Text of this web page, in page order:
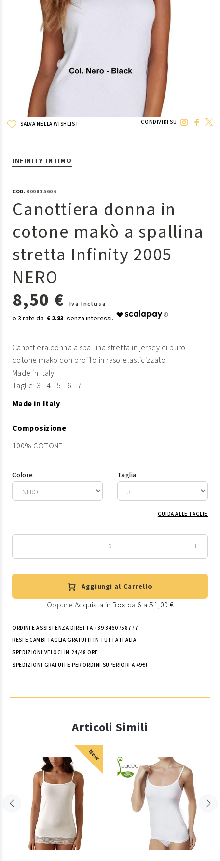
SALVA NELLA WISHLIST CONDIVIDI SU
INFINITY INTIMO
COD:000815604
Canottiera donna in
cotone makò a spallina
stretta Infinity 2005
NERO
8,50 €
Iva Inclusa
€ 2.83
Canottiera donna a spallina stretta in jersey di puro
cotone makò con profilo in raso elasticizzato.
Made in Italy.
Taglie: 3 - 4 - 5 - 6 - 7
Made in Italy
Composizione
100% COTONE
Colore Taglia
GUIDA ALLE TAGLIE
Aggiungi al Carrello
Oppure Acquista in Box da 6 a 51,00 €
ORDINI E ASSISTENZA DIRETTA +39 3460758777
RESI E CAMBI TAGLIA GRATUITI IN TUTTA ITALIA
SPEDIZIONI VELOCI IN 24/48 ORE
SPEDIZIONI GRATUITE PER ORDINI SUPERIORI A 49€!
Articoli Simili
New